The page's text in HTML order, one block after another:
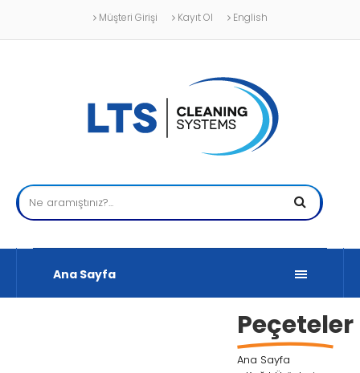
Müşteri Girişi Kayıt Ol English
Ana Sayfa
Peçeteler
Ana Sayfa